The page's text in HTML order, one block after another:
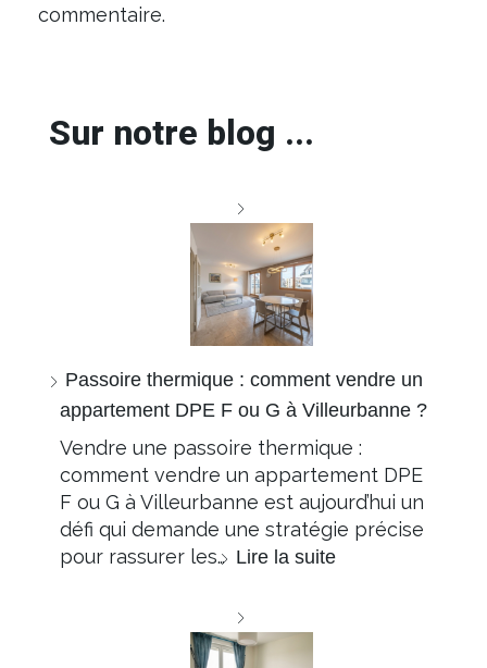
commentaire.
Sur notre blog ...
Passoire thermique : comment vendre un
appartement DPE F ou G à Villeurbanne ?
Vendre une passoire thermique :
comment vendre un appartement DPE
F ou G à Villeurbanne est aujourd’hui un
défi qui demande une stratégie précise
pour rassurer les… Lire la suite